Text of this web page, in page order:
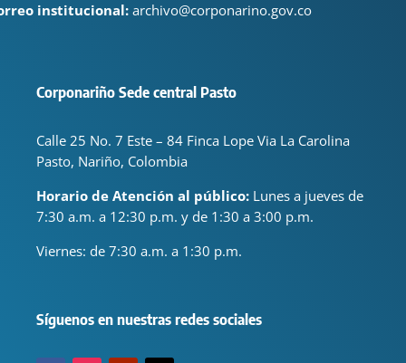
institucional: archivo@corponarino.gov.co
Corponariño Sede central Pasto
Calle 25 No. 7 Este – 84 Finca Lope Via La Carolina
Pasto, Nariño, Colombia
Horario de Atención al público: Lunes a jueves de
7:30 a.m. a 12:30 p.m. y de 1:30 a 3:00 p.m.
Viernes: de 7:30 a.m. a 1:30 p.m.
Síguenos en nuestras redes sociales